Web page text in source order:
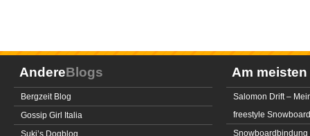
AndereBlogs
Bergzeit Blog
Gossip Girl Italia
Suki’s Dogblog
Am meisten
Salomon Drift –
freestyle Snowboard
Snowboardbindung